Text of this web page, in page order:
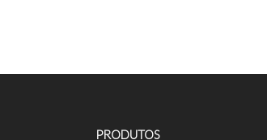
PRODUTOS